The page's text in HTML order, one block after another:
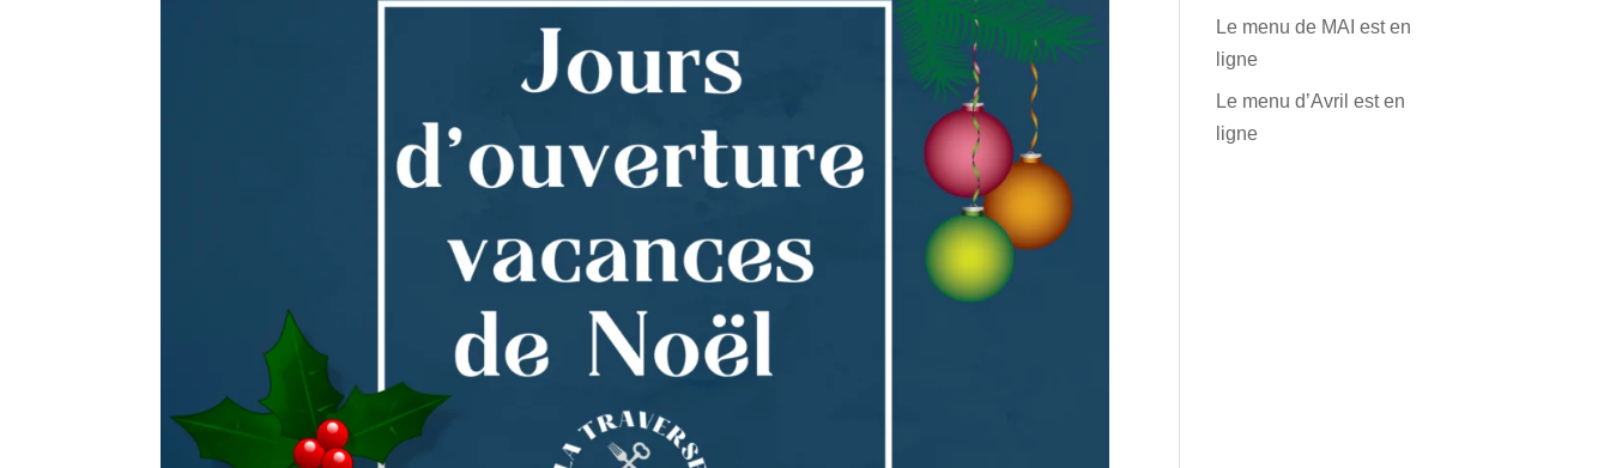
Le menu de MAI est en
ligne
Le menu d’Avril est en
ligne